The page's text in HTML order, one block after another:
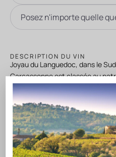
DESCRIPTION DU VIN
Joyau du Languedoc, dans le
Carcassonne est classée au
l’Humanité par l’UNESCO.
pendant le XIIIème siècle et à
attire des millions de visiteurs
Elle est le théâtre féerique des
Juillet. Le vignoble, au pied de
est situé entre les montagnes